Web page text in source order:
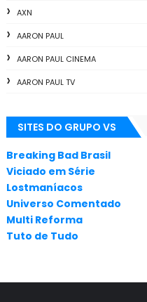
AXN
AARON PAUL
AARON PAUL CINEMA
AARON PAUL TV
ANIMAÇÃO
ANNA GUNN
APLICATIVOS
ARTES
AUDIÊNCIA
SITES DO GRUPO VS
Breaking Bad Brasil
Viciado em Série
Lostmaníacos
Universo Comentado
Multi Reforma
Tuto de Tudo